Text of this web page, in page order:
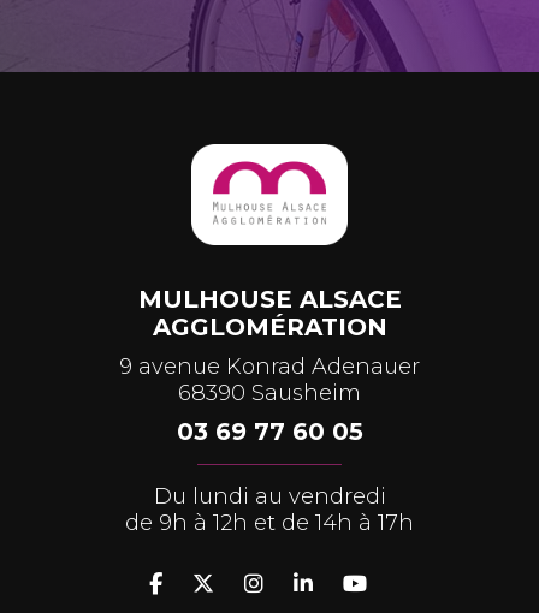
MULHOUSE ALSACE
AGGLOMÉRATION
9 avenue Konrad Adenauer
68390 Sausheim
03 69 77 60 05
Du lundi au vendredi
de 9h à 12h et de 14h à 17h